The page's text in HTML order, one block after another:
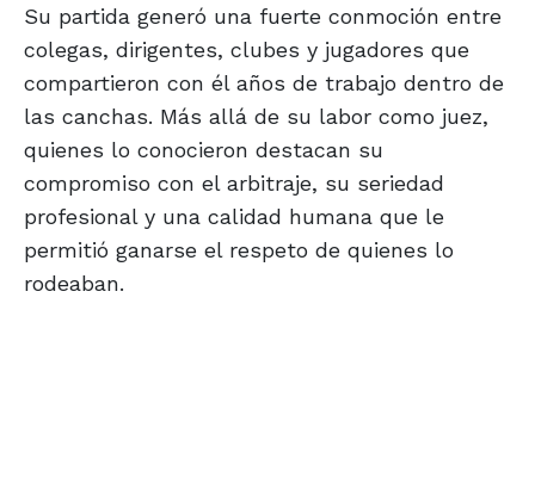
Su partida generó una fuerte conmoción entre
colegas, dirigentes, clubes y jugadores que
compartieron con él años de trabajo dentro de
las canchas. Más allá de su labor como juez,
quienes lo conocieron destacan su
compromiso con el arbitraje, su seriedad
profesional y una calidad humana que le
permitió ganarse el respeto de quienes lo
rodeaban.